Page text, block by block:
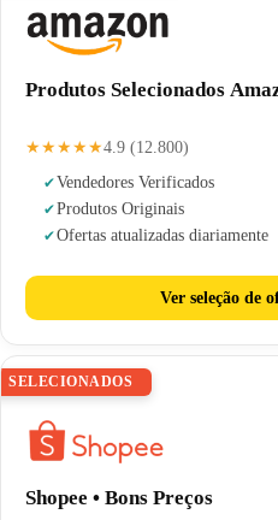
Produtos Selecionados
★★★★★4.9 (12.800)
Vendedores Verificados
Produtos Originais
Ofertas atualizadas diariamente
Ver seleção de
SELECIONADOS
Shopee • Bons Preços